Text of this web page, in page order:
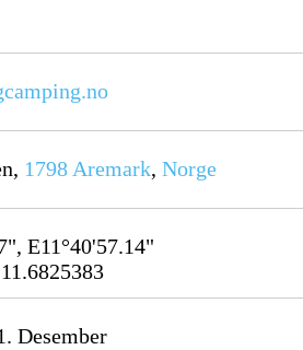
1798 Aremark,Norge
E11°40'57.14"
Desember